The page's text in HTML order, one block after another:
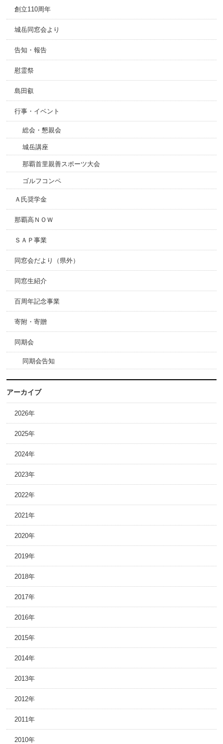
創立110周年
城岳同窓会より
告知・報告
慰霊祭
島田叡
行事・イベント
総会・懇親会
城岳講座
那覇首里親善スポーツ大会
ゴルフコンペ
Ａ氏奨学金
那覇高ＮＯＷ
ＳＡＰ事業
同窓会だより（県外）
同窓生紹介
百周年記念事業
寄附・寄贈
同期会
同期会告知
アーカイブ
2026年
2025年
2024年
2023年
2022年
2021年
2020年
2019年
2018年
2017年
2016年
2015年
2014年
2013年
2012年
2011年
2010年